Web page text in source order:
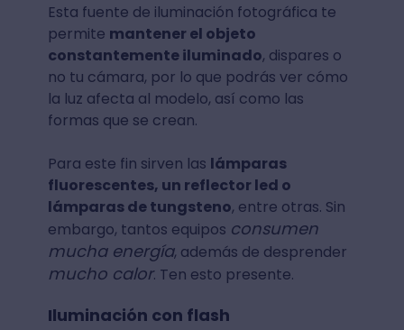
Esta fuente de iluminación fotográfica te
permite mantener el objeto
constantemente iluminado, dispares o
no tu cámara, por lo que podrás ver cómo
la luz afecta al modelo, así como las
formas que se crean.
Para este fin sirven las lámparas
fluorescentes, un reflector led o
lámparas de tungsteno, entre otras. Sin
embargo, tantos equipos consumen
mucha energía, además de desprender
mucho calor. Ten esto presente.
Iluminación con flash